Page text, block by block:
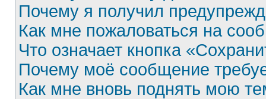
Почему я получил
Как мне пожаловаться на
Что означает кнопка
Почему моё сообщение
Как мне вновь поднять мою